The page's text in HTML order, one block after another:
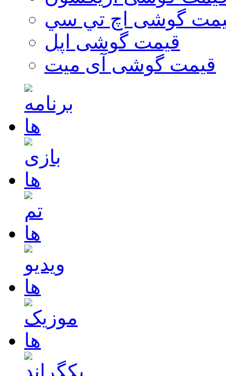
گوشی اچ تي سي
قیمت گوشی اپل
قیمت گوشی آی میت